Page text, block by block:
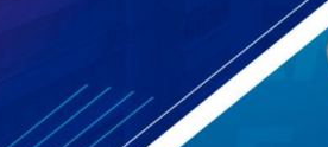
assessoria ativa e muitos
do condomínio e